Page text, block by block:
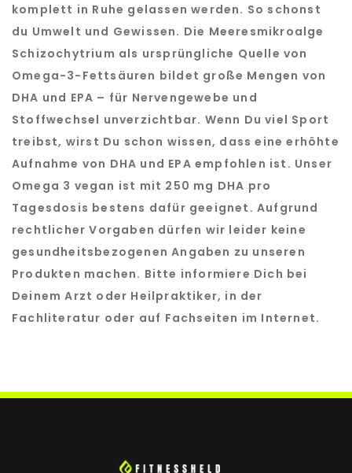
komplett in Ruhe gelassen werden. So schonst
du Umwelt und Gewissen. Die Meeresmikroalge
Schizochytrium als ursprüngliche Quelle von
Omega-3-Fettsäuren bildet große Mengen von
DHA und EPA – für Nervengewebe und
Stoffwechsel unverzichtbar. Wenn Du viel Sport
treibst, wirst Du schon wissen, dass eine erhöhte
Aufnahme von DHA und EPA empfohlen ist. Unser
Omega 3 vegan ist mit 250 mg DHA pro
Tagesdosis bestens dafür geeignet. Aufgrund
rechtlicher Vorgaben dürfen wir leider keine
gesundheitsbezogenen Angaben zu unseren
Produkten machen. Bitte informiere Dich bei
Deinem Arzt oder Heilpraktiker, in der
Fachliteratur oder auf Fachseiten im Internet.